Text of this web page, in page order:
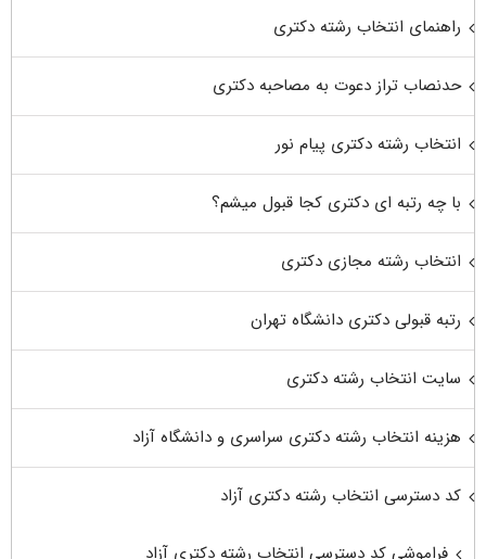
راهنمای انتخاب رشته دکتری
حدنصاب تراز دعوت به مصاحبه دکتری
انتخاب رشته دکتری پیام نور
با چه رتبه ای دکتری کجا قبول میشم؟
انتخاب رشته مجازی دکتری
رتبه قبولی دکتری دانشگاه تهران
سایت انتخاب رشته دکتری
هزینه انتخاب رشته دکتری سراسری و دانشگاه آزاد
کد دسترسی انتخاب رشته دکتری آزاد
فراموشی کد دسترسی انتخاب رشته دکتری آزاد